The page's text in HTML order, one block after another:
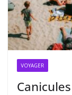
VOYAGER